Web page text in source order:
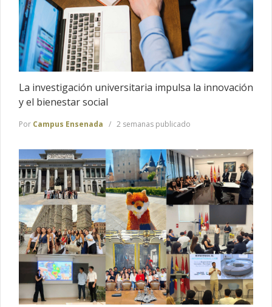
La investigación universitaria impulsa la innovación
y el bienestar social
Por Campus Ensenada 2 semanas publicado